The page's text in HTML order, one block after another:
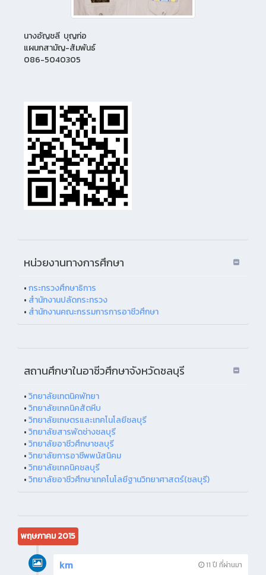
นางอัญชลี บุญก่อ
แผนกสามัญ-สัมพันธ์
086-5040305
หน่วยงานทางการศึกษา
•กระทรวงศึกษาธิการ
• สำนักงานปลัดกระทรวง
• สำนักงานคณะกรรมการการอาชีวศึกษา
สถานศึกษาในอาชีวศึกษาจังหวัดชลบุรี
•วิทยาลัยเทตนิคพัทยา
•วิทยาลัยเทคนิคสัตหีบ
•วิทยาลัยเกษตรและเทคโนโลยีชลบุรี
•วิทยาลัยสารพัดช่างชลบุรี
•วิทยาลัยอาชีวศึกษาชลบุรี
•วิทยาลัยการอาชีพพนัสนิคม
•วิทยาลัยเทคนิคชลบุรี
•วิทยาลัยอาชีวศึกษาเทคโนโลยีฐานวิทยาศาสตร์(ชลบุรี)
พฤษภาคม 2015
11 ปี ที่ผ่านมา
km